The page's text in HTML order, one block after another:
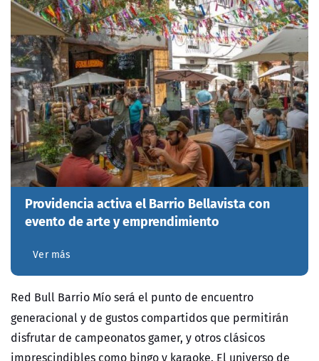
Providencia activa el Barrio Bellavista con
evento de arte y emprendimiento
Ver más
Red Bull Barrio Mío será el punto de encuentro
generacional y de gustos compartidos que permitirán
disfrutar de campeonatos gamer, y otros clásicos
imprescindibles como bingo y karaoke. El universo de